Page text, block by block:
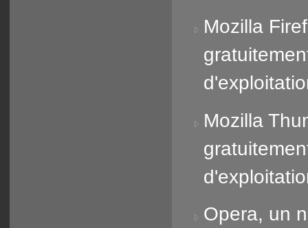
Mozilla
Mozilla
Opera, un